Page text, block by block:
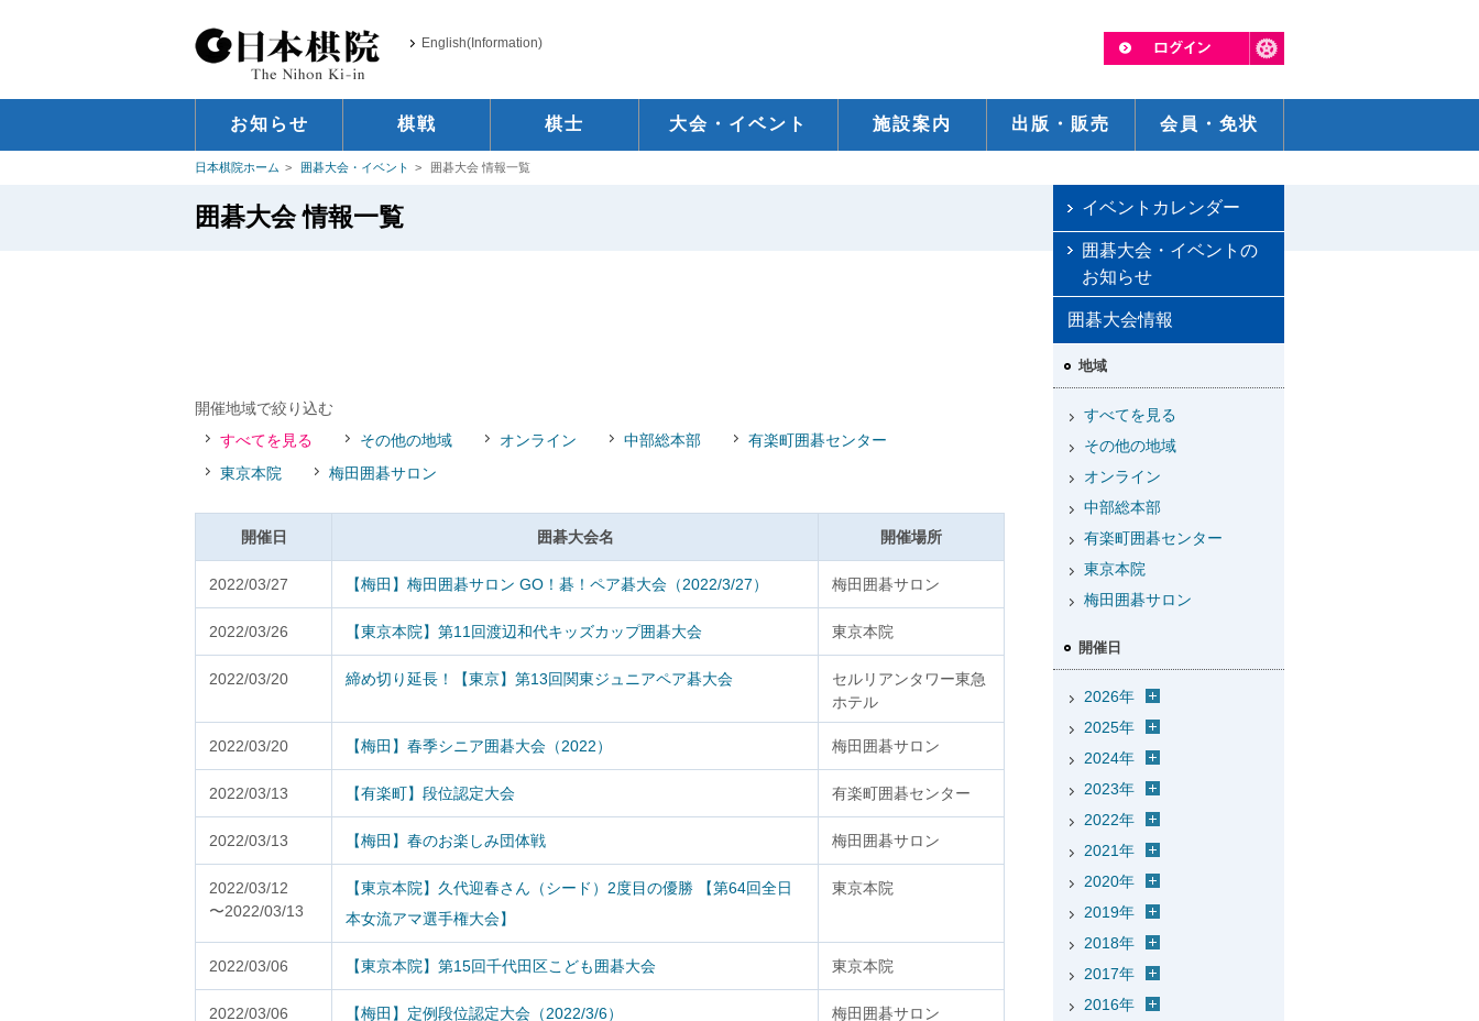
English(Information)
お知らせ 棋戦 棋士 大会・イベント 施設案内 出版・販売 会員・免状
日本棋院ホーム 囲碁大会・イベント 囲碁大会 情報一覧
囲碁大会 情報一覧
開催地域で絞り込む
すべてを見る
その他の地域 オンライン 中部総本部
有楽町囲碁センター
東京本院
梅田囲碁サロン
開催日 囲碁大会名 開催場所
2022/03/27 【梅田】梅田囲碁サロン GO！碁！ペア碁大会（2022/3/27） 梅田囲碁サロン
2022/03/26 【東京本院】第11回渡辺和代キッズカップ囲碁大会 東京本院
2022/03/20 締め切り延長！【東京】第13回関東ジュニアペア碁大会
セルリアンタワー東急
ホテル
2022/03/20 【梅田】春季シニア囲碁大会（2022） 梅田囲碁サロン
2022/03/13 【有楽町】段位認定大会 有楽町囲碁センター
2022/03/13 【梅田】春のお楽しみ団体戦 梅田囲碁サロン
2022/03/12
〜2022/03/13
【東京本院】久代迎春さん（シード）2度目の優勝 【第64回全日
本女流アマ選手権大会】
東京本院
2022/03/06 【東京本院】第15回千代田区こども囲碁大会 東京本院
2022/03/06 【梅田】定例段位認定大会（2022/3/6） 梅田囲碁サロン
イベントカレンダー
囲碁大会・イベントの
お知らせ
囲碁大会情報
地域
すべてを見る
その他の地域
オンライン
中部総本部
有楽町囲碁センター
東京本院
梅田囲碁サロン
開催日
2026年
2025年
2024年
2023年
2022年
2021年
2020年
2019年
2018年
2017年
2016年